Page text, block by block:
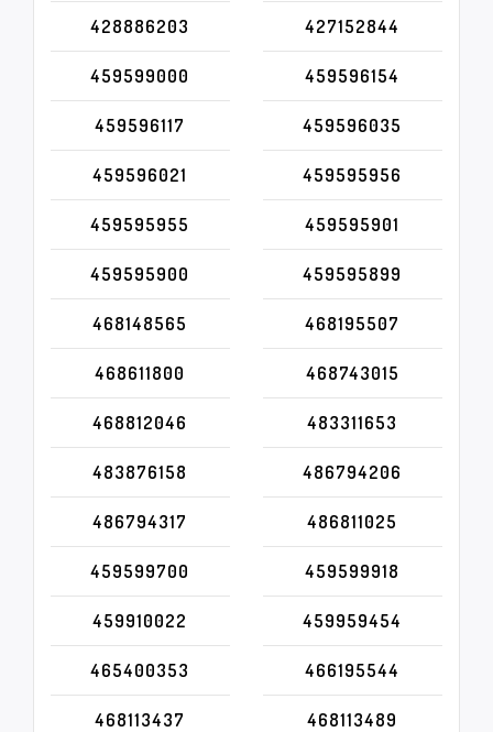
428886203 427152844
459599000 459596154
459596117 459596035
459596021 459595956
459595955 459595901
459595900 459595899
468148565 468195507
468611800 468743015
468812046 483311653
483876158 486794206
486794317 486811025
459599700 459599918
459910022 459959454
465400353 466195544
468113437 468113489